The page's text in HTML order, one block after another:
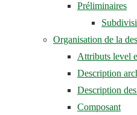
Préliminaires
Organisation de la
Attributs level
Description
Description
Composant